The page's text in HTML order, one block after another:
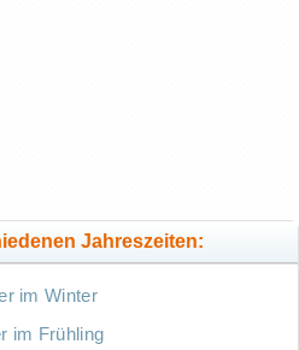
Jahreszeiten:
im Winter
im Frühling